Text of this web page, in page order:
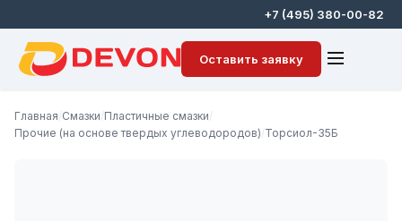
+7 (495) 380-00-82
Оставить заявку
Главная Смазки Пластичные смазки
Прочие (на основе твердых углеводородов) Торсиол-35Б